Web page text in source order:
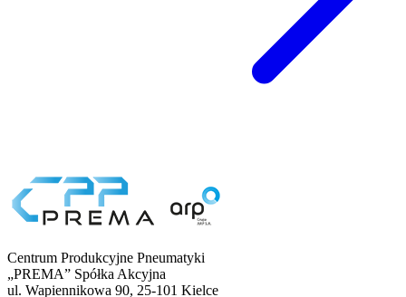
Centrum Produkcyjne Pneumatyki
„PREMA” Spółka Akcyjna
ul. Wapiennikowa 90, 25-101 Kielce